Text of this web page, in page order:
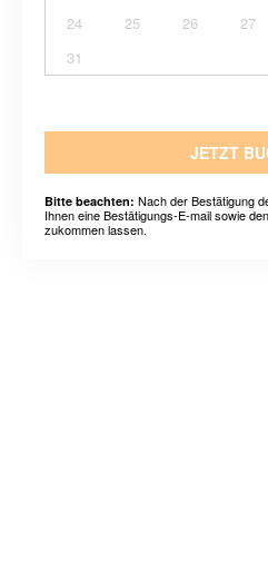
24
25 26 27
31
JETZT
Bitte beachten: Nach der Bestätigung
Ihnen eine Bestätigungs-E-mail sowie
zukommen lassen.